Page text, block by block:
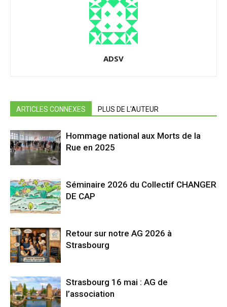
ADSV
ARTICLES CONNEXES PLUS DE L'AUTEUR
Hommage national aux Morts de la
Rue en 2025
Séminaire 2026 du Collectif CHANGER
DE CAP
Retour sur notre AG 2026 à
Strasbourg
Strasbourg 16 mai : AG de
l’association